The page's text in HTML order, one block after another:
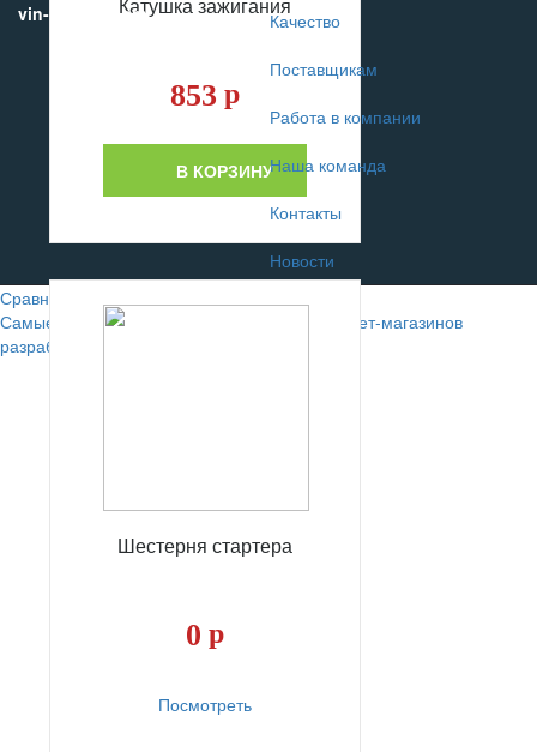
853 р
В КОРЗИНУ
Шестерня стартера
0 р
Посмотреть
vin-motors.com
Качество
Поставщикам
Работа в компании
Наша команда
Контакты
Новости
Сравнение
Самые лучшие сайты автомобильных интернет-магазинов
разрабатывают в